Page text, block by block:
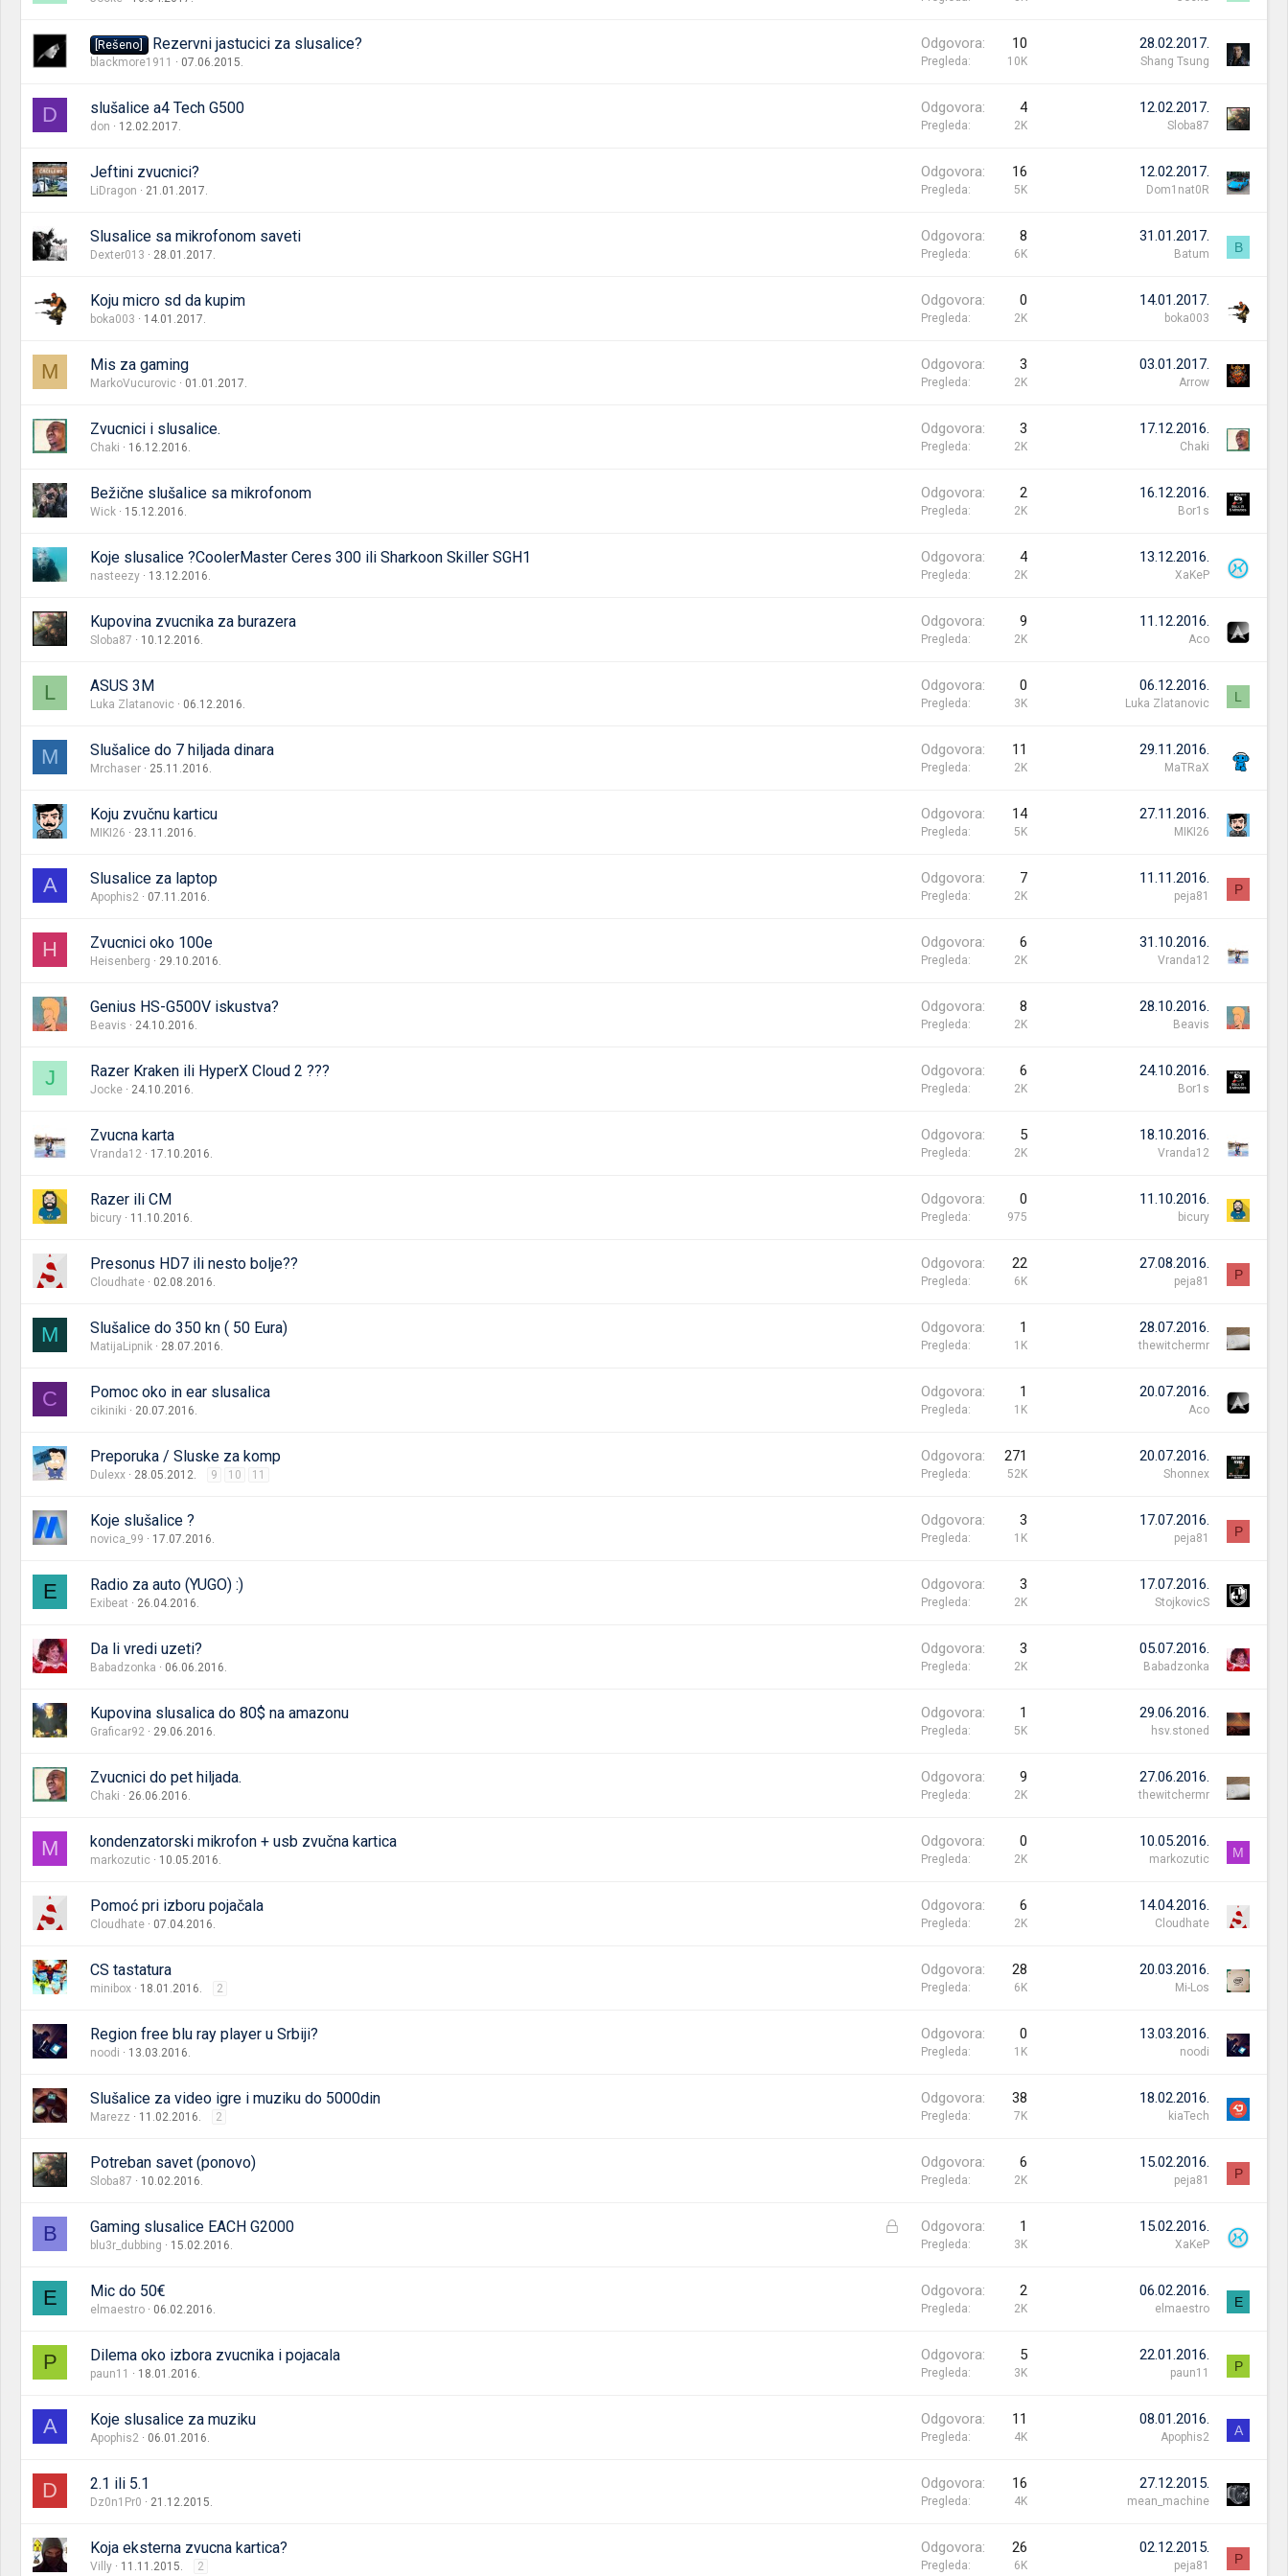
[Rešeno] Rezervni jastucici za slusalice?
blackmore1911 07.06.2015.
Odgovora 10
Pregleda 10K
28.02.2017.
Shang Tsung
D slušalice a4 Tech G500
don 12.02.2017.
Odgovora 4
Pregleda 2K
12.02.2017.
Sloba87
Jeftini zvucnici?
LiDragon 21.01.2017.
Odgovora 16
Pregleda 5K
12.02.2017.
Dom1nat0R
Slusalice sa mikrofonom saveti
Dexter013 28.01.2017.
Odgovora 8
Pregleda 6K
31.01.2017.
Batum B
Koju micro sd da kupim
boka003 14.01.2017.
Odgovora 0
Pregleda 2K
14.01.2017.
boka003
M Mis za gaming
MarkoVucurovic 01.01.2017.
Odgovora 3
Pregleda 2K
03.01.2017.
Arrow
Zvucnici i slusalice.
Chaki 16.12.2016.
Odgovora 3
Pregleda 2K
17.12.2016.
Chaki
Bežične slušalice sa mikrofonom
Wick 15.12.2016.
Odgovora 2
Pregleda 2K
16.12.2016.
Bor1s
Koje slusalice ?CoolerMaster Ceres 300 ili Sharkoon Skiller SGH1
nasteezy 13.12.2016.
Odgovora 4
Pregleda 2K
13.12.2016.
XaKeP
Kupovina zvucnika za burazera
Sloba87 10.12.2016.
Odgovora 9
Pregleda 2K
11.12.2016.
Aco
L ASUS 3M
Luka Zlatanovic 06.12.2016.
Odgovora 0
Pregleda 3K
06.12.2016.
Luka Zlatanovic L
M Slušalice do 7 hiljada dinara
Mrchaser 25.11.2016.
Odgovora 11
Pregleda 2K
29.11.2016.
MaTRaX
Koju zvučnu karticu
MIKI26 23.11.2016.
Odgovora 14
Pregleda 5K
27.11.2016.
MIKI26
A Slusalice za laptop
Apophis2 07.11.2016.
Odgovora 7
Pregleda 2K
11.11.2016.
peja81 P
H Zvucnici oko 100e
Heisenberg 29.10.2016.
Odgovora 6
Pregleda 2K
31.10.2016.
Vranda12
Genius HS-G500V iskustva?
Beavis 24.10.2016.
Odgovora 8
Pregleda 2K
28.10.2016.
Beavis
J Razer Kraken ili HyperX Cloud 2 ???
Jocke 24.10.2016.
Odgovora 6
Pregleda 2K
24.10.2016.
Bor1s
Zvucna karta
Vranda12 17.10.2016.
Odgovora 5
Pregleda 2K
18.10.2016.
Vranda12
Razer ili CM
bicury 11.10.2016.
Odgovora 0
Pregleda 975
11.10.2016.
bicury
Presonus HD7 ili nesto bolje??
Cloudhate 02.08.2016.
Odgovora 22
Pregleda 6K
27.08.2016.
peja81 P
M Slušalice do 350 kn ( 50 Eura)
MatijaLipnik 28.07.2016.
Odgovora 1
Pregleda 1K
28.07.2016.
thewitchermr
C Pomoc oko in ear slusalica
cikiniki 20.07.2016.
Odgovora 1
Pregleda 1K
20.07.2016.
Aco
Preporuka / Sluske za komp
Dulexx 28.05.2012. 9 10 11
Odgovora 271
Pregleda 52K
20.07.2016.
Shonnex
Koje slušalice ?
novica_99 17.07.2016.
Odgovora 3
Pregleda 1K
17.07.2016.
peja81 P
E Radio za auto (YUGO) :)
Exibeat 26.04.2016.
Odgovora 3
Pregleda 2K
17.07.2016.
StojkovicS
Da li vredi uzeti?
Babadzonka 06.06.2016.
Odgovora 3
Pregleda 2K
05.07.2016.
Babadzonka
Kupovina slusalica do 80$ na amazonu
Graficar92 29.06.2016.
Odgovora 1
Pregleda 5K
29.06.2016.
hsv.stoned
Zvucnici do pet hiljada.
Chaki 26.06.2016.
Odgovora 9
Pregleda 2K
27.06.2016.
thewitchermr
M kondenzatorski mikrofon + usb zvučna kartica
markozutic 10.05.2016.
Odgovora 0
Pregleda 2K
10.05.2016.
markozutic M
Pomoć pri izboru pojačala
Cloudhate 07.04.2016.
Odgovora 6
Pregleda 2K
14.04.2016.
Cloudhate
CS tastatura
minibox 18.01.2016. 2
Odgovora 28
Pregleda 6K
20.03.2016.
Mi-Los
Region free blu ray player u Srbiji?
noodi 13.03.2016.
Odgovora 0
Pregleda 1K
13.03.2016.
noodi
Slušalice za video igre i muziku do 5000din
Marezz 11.02.2016. 2
Odgovora 38
Pregleda 7K
18.02.2016.
kiaTech
Potreban savet (ponovo)
Sloba87 10.02.2016.
Odgovora 6
Pregleda 2K
15.02.2016.
peja81 P
B
Z
Gaming slusalice EACH G2000
blu3r_dubbing 15.02.2016.
Odgovora 1
Pregleda 3K
15.02.2016.
XaKeP
E Mic do 50€
elmaestro 06.02.2016.
Odgovora 2
Pregleda 2K
06.02.2016.
elmaestro E
P Dilema oko izbora zvucnika i pojacala
paun11 18.01.2016.
Odgovora 5
Pregleda 3K
22.01.2016.
paun11 P
A Koje slusalice za muziku
Apophis2 06.01.2016.
Odgovora 11
Pregleda 4K
08.01.2016.
Apophis2 A
D 2.1 ili 5.1
Dz0n1Pr0 21.12.2015.
Odgovora 16
Pregleda 4K
27.12.2015.
mean_machine
Koja eksterna zvucna kartica?
Villy 11.11.2015. 2
Odgovora 26
Pregleda 6K
02.12.2015.
peja81 P